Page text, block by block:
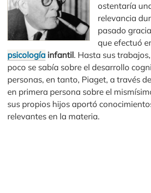
ostentaría
relevancia
pasado
que efectuó
psicología infantil. Hasta sus
poco se sabía sobre el desarrollo
personas, en tanto, Piaget, a través
en primera persona sobre el
sus propios hijos aportó
relevantes en la materia.